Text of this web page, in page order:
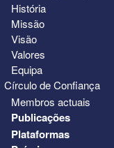
História
Missão
Visão
Valores
Equipa
Círculo de Confiança
Membros actuais
Publicações
Plataformas